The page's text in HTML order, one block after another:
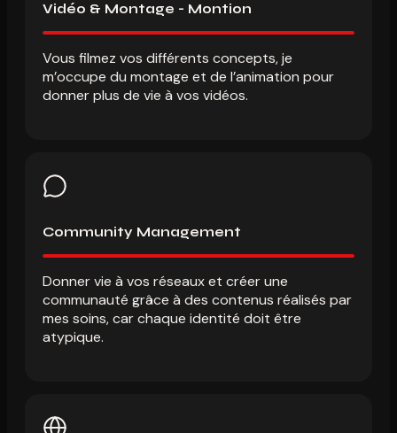
Vidéo & Montage - Montion
Vous filmez vos différents concepts, je
m’occupe du montage et de l’animation pour
donner plus de vie à vos vidéos.
Community Management
Donner vie à vos réseaux et créer une
communauté grâce à des contenus réalisés par
mes soins, car chaque identité doit être
atypique.